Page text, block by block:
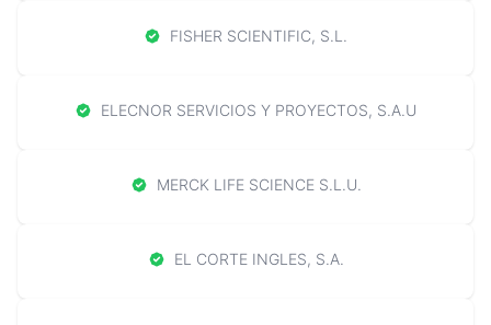
FISHER SCIENTIFIC, S.L.
ELECNOR SERVICIOS Y PROYECTOS, S.A.U
MERCK LIFE SCIENCE S.L.U.
EL CORTE INGLES, S.A.